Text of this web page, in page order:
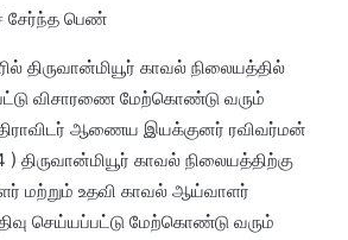
சேர்ந்த பெண்
திருவான்மியூர் காவல் நிலையத்தில்
விசாரணை மேற்கொண்டு வரும்
ஆணைய இயக்குனர் ரவிவர்மன்
காவல் நிலையத்திற்கு
மற்றும் உதவி காவல் ஆய்வாளர்
செய்யப்பட்டு மேற்கொண்டு வரும்